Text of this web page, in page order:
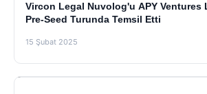
Vircon Legal Nuvolog'u APY Ventures
Pre-Seed Turunda Temsil Etti
15 Şubat 2025